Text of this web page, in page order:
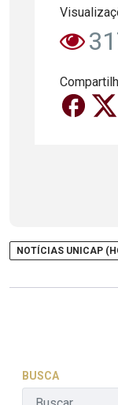
NOTÍCIAS UNICAP
BUSCA